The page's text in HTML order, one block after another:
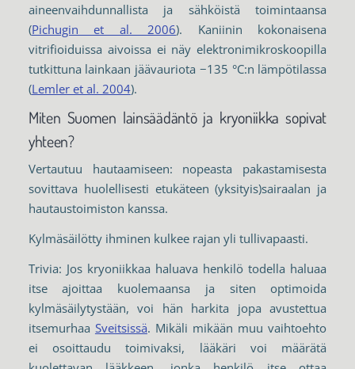
aineenvaihdunnallista ja sähköistä toimintaansa
(Pichugin et al. 2006). Kaniinin kokonaisena
vitrifioiduissa aivoissa ei näy elektronimikroskoopilla
tutkittuna lainkaan jäävauriota −135 °C:n lämpötilassa
(Lemler et al. 2004).
Miten Suomen lainsäädäntö ja kryoniikka sopivat
yhteen?
Vertautuu hautaamiseen: nopeasta pakastamisesta
sovittava huolellisesti etukäteen (yksityis)sairaalan ja
hautaustoimiston kanssa.
Kylmäsäilötty ihminen kulkee rajan yli tullivapaasti.
Trivia: Jos kryoniikkaa haluava henkilö todella haluaa
itse ajoittaa kuolemaansa ja siten optimoida
kylmäsäilytystään, voi hän harkita jopa avustettua
itsemurhaa Sveitsissä. Mikäli mikään muu vaihtoehto
ei osoittaudu toimivaksi, lääkäri voi määrätä